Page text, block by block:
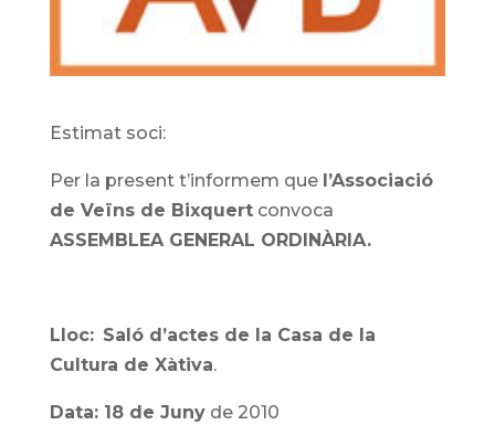
Estimat soci:
Per la present t’informem que l’Associació
de Veïns de Bixquertconvoca
ASSEMBLEA GENERAL ORDINÀRIA.
Lloc: Saló d’actes de la Casa de la
Cultura de Xàtiva.
Data: 18 de Junyde 2010